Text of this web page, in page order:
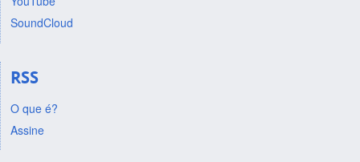
SoundCloud
RSS
O que é?
Assine